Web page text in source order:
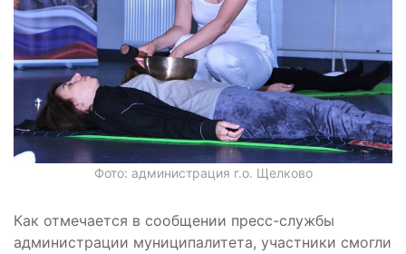
Фото: администрация г.о. Щелково
Как отмечается в сообщении пресс-службы
администрации муниципалитета, участники смогли